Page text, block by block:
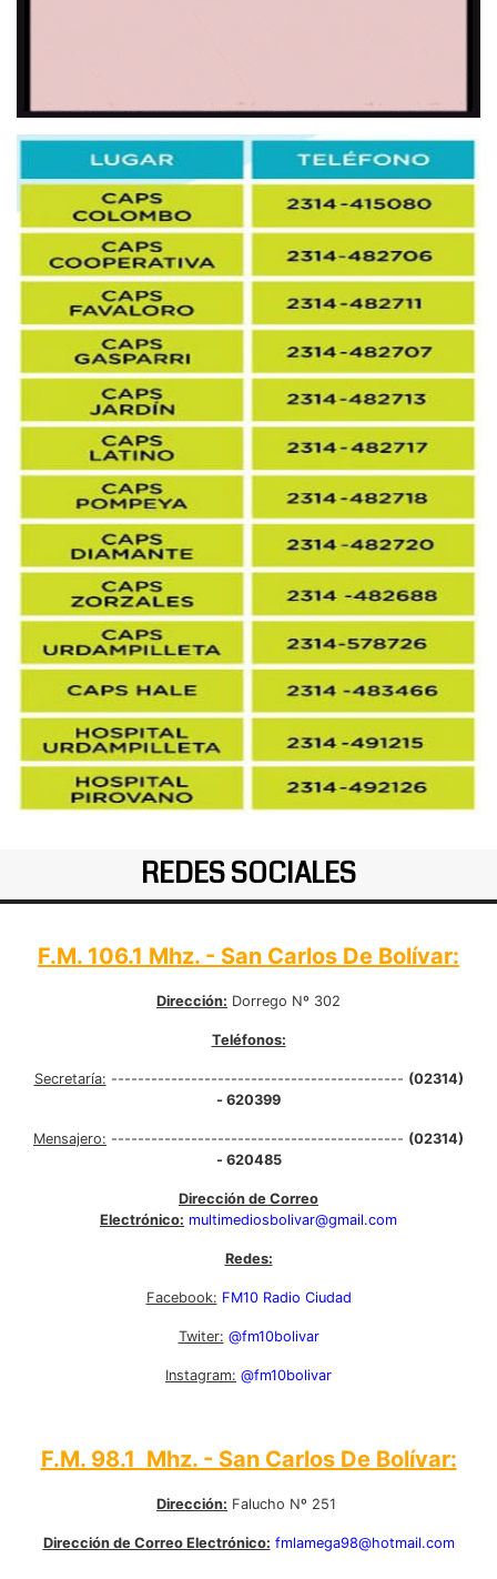
REDES SOCIALES
F.M. 106.1 Mhz. - San Carlos De Bolívar:
Dirección: Dorrego Nº 302
Teléfonos:
Secretaría: -------------------------------------------- (02314)
- 620399
Mensajero: -------------------------------------------- (02314)
- 620485
Dirección de Correo
Electrónico: multimediosbolivar@gmail.com
Redes:
Facebook: FM10 Radio Ciudad
Twiter: @fm10bolivar
Instagram: @fm10bolivar
F.M. 98.1 Mhz. - San Carlos De Bolívar:
Dirección: Falucho Nº 251
Dirección de Correo Electrónico: fmlamega98@hotmail.com